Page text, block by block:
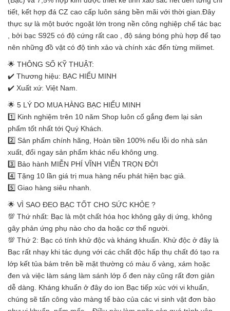
tiết, kết hợp đá CZ cao cấp luôn sáng bền mãi với thời gian.Đây
thực sự là một bước ngoặt lớn trong nền công nghiệp chế tác bạc
, bởi bạc S925 có độ cứng rất cao , độ sáng bóng phù hợp để tạo
nên những đồ vật có độ tinh xảo và chính xác đến từng milimet.
🌟 THÔNG SỐ KỸ THUẬT:
✔️ Thương hiệu: BẠC HIỂU MINH
✔️ Xuất xứ: Việt Nam.
🌟 5 LÝ DO MUA HÀNG BẠC HIỂU MINH
1️⃣ Kinh nghiệm trên 10 năm Shop luôn cố gắng đem lại sản
phẩm tốt nhất tới Quý Khách.
2️⃣ Sản phẩm chính hãng, Hoàn tiền 100% nếu lỗi do nhà sản
xuất, đổi ngay sản phẩm khác nếu không ưng.
3️⃣ Bảo hành MIỄN PHÍ VĨNH VIỄN TRỌN ĐỜI
4️⃣ Tặng 10 lần giá trị mua hàng nếu phát hiện bạc giả.
5️⃣ Giao hàng siêu nhanh.
🌟 VÌ SAO ĐEO BẠC TỐT CHO SỨC KHỎE ?
💯 Thứ nhất: Bạc là một chất hóa học không gây dị ứng, không
gây phản ứng phụ nào cho da hoặc cơ thể người.
💯 Thứ 2: Bạc có tính khử độc và kháng khuẩn. Khử độc ở đây là
Bạc rất nhạy khi tác dụng với các chất độc hấp thụ chất đó tạo ra
lớp kết tủa bám trên bề mặt thường có màu ố vàng, xám hoặc
đen và việc làm sáng làm sánh lớp ố đen này cũng rất đơn giản
dễ dàng. Kháng khuẩn ở đây do ion Bạc tiếp xúc với vi khuẩn,
chúng sẽ tấn công vào màng tế bào của các vi sinh vật đơn bào